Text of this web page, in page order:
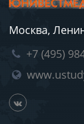
Москва,
+7 (495)